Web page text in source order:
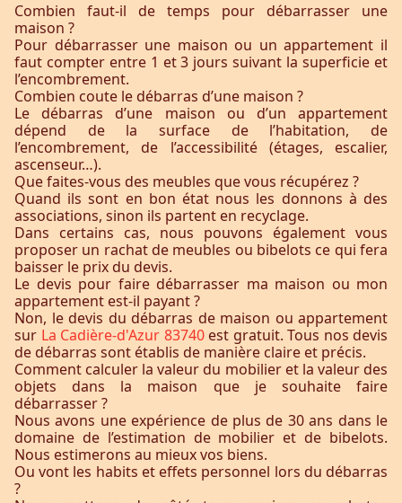
Combien faut-il de temps pour débarrasser une
maison ?
Pour débarrasser une maison ou un appartement il
faut compter entre 1 et 3 jours suivant la superficie et
l’encombrement.
Combien coute le débarras d’une maison ?
Le débarras d’une maison ou d’un appartement
dépend de la surface de l’habitation, de
l’encombrement, de l’accessibilité (étages, escalier,
ascenseur…).
Que faites-vous des meubles que vous récupérez ?
Quand ils sont en bon état nous les donnons à des
associations, sinon ils partent en recyclage.
Dans certains cas, nous pouvons également vous
proposer un rachat de meubles ou bibelots ce qui fera
baisser le prix du devis.
Le devis pour faire débarrasser ma maison ou mon
appartement est-il payant ?
Non, le devis du débarras de maison ou appartement
sur La Cadière-d'Azur 83740 est gratuit. Tous nos devis
de débarras sont établis de manière claire et précis.
Comment calculer la valeur du mobilier et la valeur des
objets dans la maison que je souhaite faire
débarrasser ?
Nous avons une expérience de plus de 30 ans dans le
domaine de l’estimation de mobilier et de bibelots.
Nous estimerons au mieux vos biens.
Ou vont les habits et effets personnel lors du débarras
?